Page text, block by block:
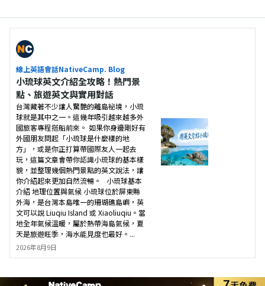
線上英語會話NativeCamp. Blog
小琉球英文介紹全攻略！熱門景
點、旅遊英文與實用對話
台灣藏著不少讓人驚艷的離島祕境，小琉
球就是其中之一。這幾年吸引越來越多外
國旅客專程搭船前來。 如果你身邊剛好有
外國朋友問起「小琉球是什麼樣的地
方」，或是你正打算帶國際友人一起去
玩，這篇文章會帶你認識小琉球的基本樣
貌，並整理幾個熱門景點的英文說法，讓
你介紹起來更加自然流暢。 小琉球基本
介紹 地理位置與氣候 小琉球位於屏東縣
外海，是台灣本島唯一的珊瑚礁島嶼，英
文可以說 Liuqiu Island 或 Xiaoliuqiu。當
地全年氣候溫暖，屬於熱帶海島氣候，夏
天是旅遊旺季，海水能見度也最好。...
2026年8月9日